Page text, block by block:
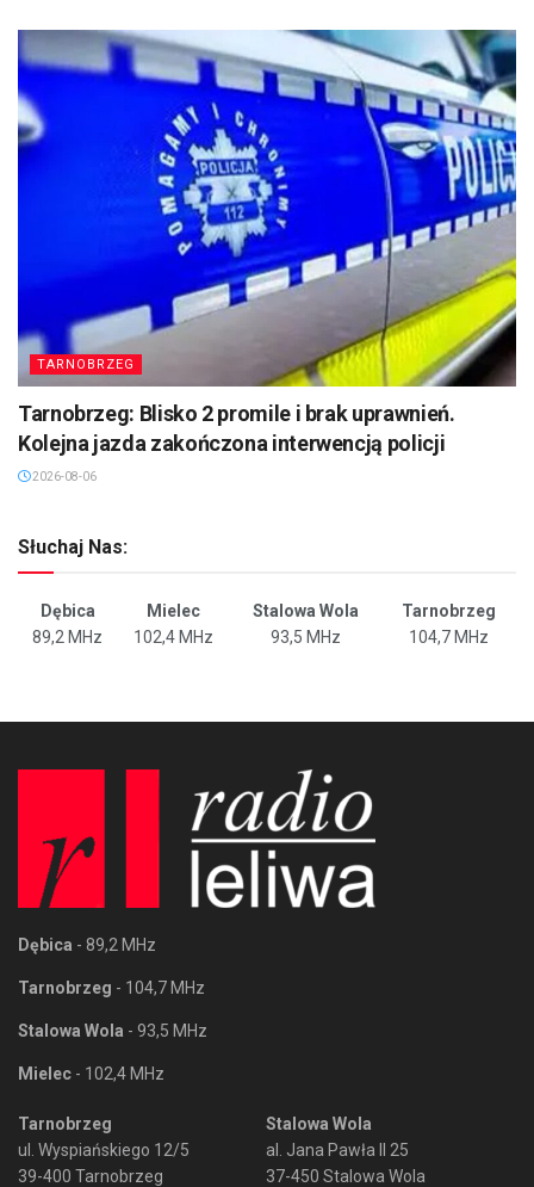
TARNOBRZEG
Tarnobrzeg: Blisko 2 promile i brak uprawnień.
Kolejna jazda zakończona interwencją policji
2026-08-06
Słuchaj Nas:
Dębica Mielec Stalowa Wola
Tarnobrzeg
89,2 MHz
102,4 MHz 93,5 MHz 104,7 MHz
Dębica - 89,2 MHz
Tarnobrzeg - 104,7 MHz
Stalowa Wola - 93,5 MHz
Mielec - 102,4 MHz
Tarnobrzeg
ul. Wyspiańskiego 12/5
39-400 Tarnobrzeg
Stalowa Wola
al. Jana Pawła II 25
37-450 Stalowa Wola